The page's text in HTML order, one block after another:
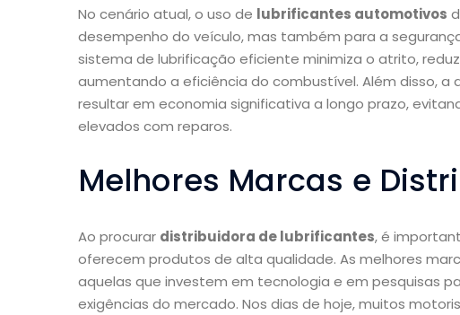
No cenário atual, o uso de lubrificantes automotivos
desempenho do veículo, mas também para a
sistema de lubrificação eficiente minimiza o atrito,
aumentando a eficiência do combustível. Além disso,
resultar em economia significativa a longo prazo,
elevados com reparos.
Melhores Marcas e
Ao procurar distribuidora de lubrificantes, é
oferecem produtos de alta qualidade. As melhores
aquelas que investem em tecnologia e em pesquisas
exigências do mercado. Nos dias de hoje, muitos